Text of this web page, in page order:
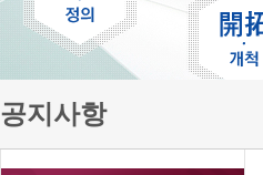
공지사항